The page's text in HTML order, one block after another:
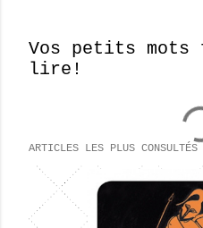
E
g
t
Vos petits
lire!
ARTICLES LES PLUS CONSULTÉS